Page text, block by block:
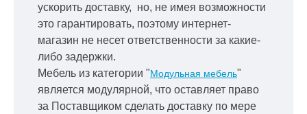
ускорить доставку, но, не имея возможности
это гарантировать, поэтому интернет-
магазин не несет ответственности за какие-
либо задержки.
Мебель из категории "Модульная мебель"
является модулярной, что оставляет право
за Поставщиком сделать доставку по мере